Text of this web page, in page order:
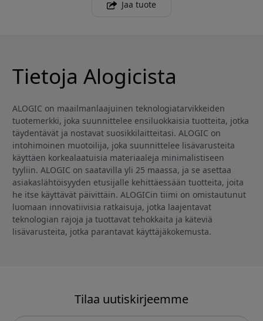
Jaa tuote
Tietoja Alogicista
ALOGIC on maailmanlaajuinen teknologiatarvikkeiden
tuotemerkki, joka suunnittelee ensiluokkaisia tuotteita, jotka
täydentävät ja nostavat suosikkilaitteitasi. ALOGIC on
intohimoinen muotoilija, joka suunnittelee lisävarusteita
käyttäen korkealaatuisia materiaaleja minimalistiseen
tyyliin. ALOGIC on saatavilla yli 25 maassa, ja se asettaa
asiakaslähtöisyyden etusijalle kehittäessään tuotteita, joita
he itse käyttävät päivittäin. ALOGICin tiimi on omistautunut
luomaan innovatiivisia ratkaisuja, jotka laajentavat
teknologian rajoja ja tuottavat tehokkaita ja käteviä
lisävarusteita, jotka parantavat käyttäjäkokemusta.
Tilaa uutiskirjeemme